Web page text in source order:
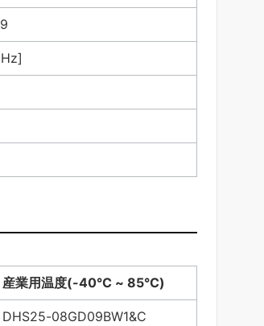
産業用温度(-40°C ~ 85°C)
DHS25-08GD09BW1&C